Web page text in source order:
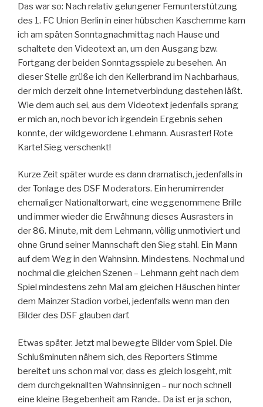
Das war so: Nach relativ gelungener Fernunterstützung
des 1. FC Union Berlin in einer hübschen Kaschemme kam
ich am späten Sonntagnachmittag nach Hause und
schaltete den Videotext an, um den Ausgang bzw.
Fortgang der beiden Sonntagsspiele zu besehen. An
dieser Stelle grüße ich den Kellerbrand im Nachbarhaus,
der mich derzeit ohne Internetverbindung dastehen läßt.
Wie dem auch sei, aus dem Videotext jedenfalls sprang
er mich an, noch bevor ich irgendein Ergebnis sehen
konnte, der wildgewordene Lehmann. Ausraster! Rote
Karte! Sieg verschenkt!
Kurze Zeit später wurde es dann dramatisch, jedenfalls in
der Tonlage des DSF Moderators. Ein herumirrender
ehemaliger Nationaltorwart, eine weggenommene Brille
und immer wieder die Erwähnung dieses Ausrasters in
der 86. Minute, mit dem Lehmann, völlig unmotiviert und
ohne Grund seiner Mannschaft den Sieg stahl. Ein Mann
auf dem Weg in den Wahnsinn. Mindestens. Nochmal und
nochmal die gleichen Szenen – Lehmann geht nach dem
Spiel mindestens zehn Mal am gleichen Häuschen hinter
dem Mainzer Stadion vorbei, jedenfalls wenn man den
Bilder des DSF glauben darf.
Etwas später. Jetzt mal bewegte Bilder vom Spiel. Die
Schlußminuten nähern sich, des Reporters Stimme
bereitet uns schon mal vor, dass es gleich losgeht, mit
dem durchgeknallten Wahnsinnigen – nur noch schnell
eine kleine Begebenheit am Rande.. Da ist er ja schon,